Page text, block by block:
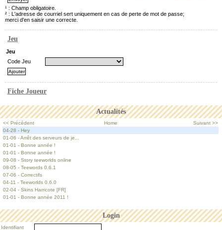
Actualités
<< Précédent Home
Suivant >>
04-28 - Hey
01-06 - Arrêt des serveurs de je...
01-01 - Bonne année !
01-01 - Bonne année !
09-08 - Story teeworlds online
08-05 - Teewords 0.6.1
07-06 - Correctifs
04-11 - Teeworlds 0.6.0
02-04 - Skins Harricote [FR]
01-01 - Bonne année 2011 !
Login
Identifiant
¹ : Champ obligatoire.
² : L'adresse de courriel sert uniquement en cas de perte de mot de passe;
merci d'en saisir une correcte.
Jeu
Jeu
Code Jeu
Fiche Joueur